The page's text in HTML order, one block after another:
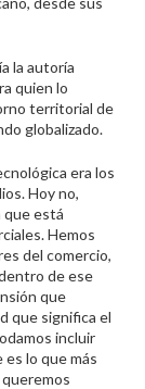
la autoría
quien lo
territorial de
globalizado.
era los
Hoy no,
que está
Hemos
del comercio,
de ese
que
que significa el
incluir
lo que más